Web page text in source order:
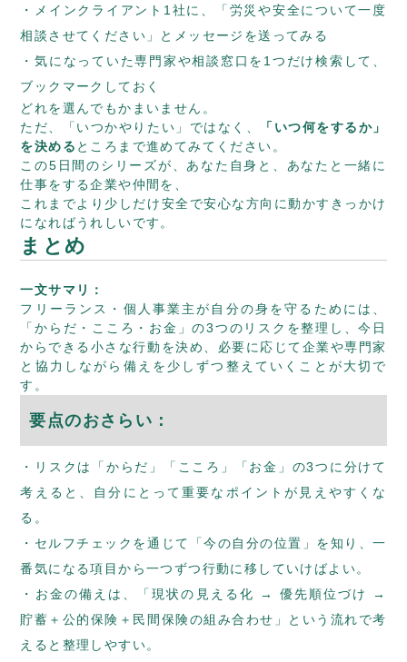
メインクライアント1社に、「労災や安全について一度
相談させてください」とメッセージを送ってみる
気になっていた専門家や相談窓口を1つだけ検索して、
ブックマークしておく
どれを選んでもかまいません。
ただ、「いつかやりたい」ではなく、
「いつ何をするか」
を決める ところまで進めてみてください。
この5日間のシリーズが、あなた自身と、あなたと一緒に
仕事をする企業や仲間を、
これまでより少しだけ安全で安心な方向に動かすきっかけ
になればうれしいです。
まとめ
一文サマリ：
フリーランス・個人事業主が自分の身を守るためには、
「からだ・こころ・お金」の3つのリスクを整理し、今日
からできる小さな行動を決め、必要に応じて企業や専門家
と協力しながら備えを少しずつ整えていくことが大切で
す。
要点のおさらい：
リスクは「からだ」「こころ」「お金」の3つに分けて
考えると、自分にとって重要なポイントが見えやすくな
る。
セルフチェックを通じて「今の自分の位置」を知り、一
番気になる項目から一つずつ行動に移していけばよい。
お金の備えは、「現状の見える化 → 優先順位づけ →
貯蓄＋公的保険＋民間保険の組み合わせ」という流れで考
えると整理しやすい。